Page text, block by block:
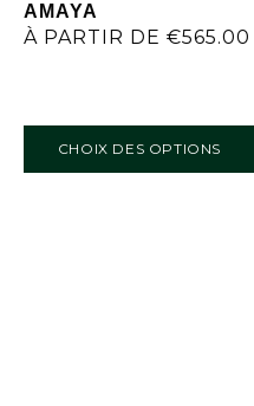
AMAYA
À PARTIR DE €565.00
CHOIX DES OPTIONS